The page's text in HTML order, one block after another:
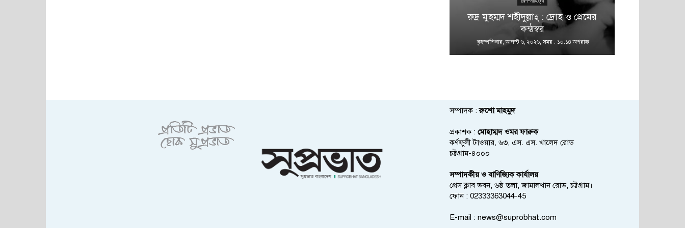
রুদ্র মুহম্মদ শহীদুল্লাহ্ : দ্রোহ ও প্রেমের
কন্ঠস্বর
বৃহস্পতিবার, আগস্ট ৬, ২০২৬; সময় : ১০:১৪ অপরাহ্ণ
সম্পাদক :রুশো মাহমুদ
প্রকাশক : মোহাম্মদ ওমর ফারুক
কর্ণফুলী টাওয়ার, ৬৩, এস. এস. খালেদ রোড
চট্টগ্রাম-৪০০০
সম্পাদকীয় ও বাণিজ্যিক কার্যালয়
প্রেস ক্লাব ভবন, ৬ষ্ঠ তলা, জামালখান রোড, চট্টগ্রাম।
ফোন : 02333363044-45
E-mail : news@suprobhat.com